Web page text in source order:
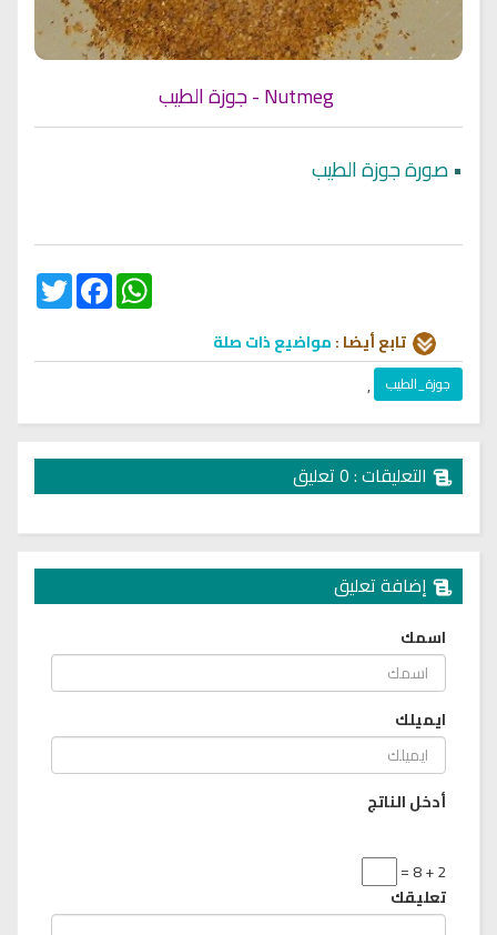
•صورة جوزة الطيب
Twitter
FacebookWhatsApp
تابع أيضا :مواضيع ذات صلة
جوزة_الطيب ,
التعليقات : 0 تعليق
إضافة تعليق
اسمك
ايميلك
أدخل الناتج
2 + 8 =
تعليقك